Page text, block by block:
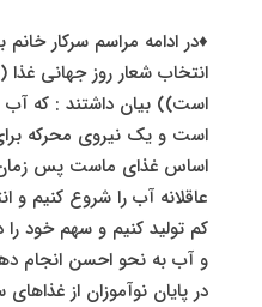
♦️در ادامه مراسم سرکار
انتخاب شعار روز جهانی
است)) بیان داشتند : که
است و یک نیروی محرکه
اساس غذای ماست پس زمان
عاقلانه آب را شروع کنیم و
کم تولید کنیم و سهم خود
و آب به نحو احسن انجام
در پایان نوآموزان از